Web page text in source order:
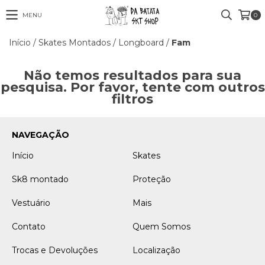
MENU 0
Início / Skates Montados / Longboard / Fam
Não temos resultados para sua
pesquisa. Por favor, tente com outros
filtros
NAVEGAÇÃO
Início
Skates
Sk8 montado Proteção
Vestuário Mais
Contato Quem Somos
Trocas e Devoluções Localização